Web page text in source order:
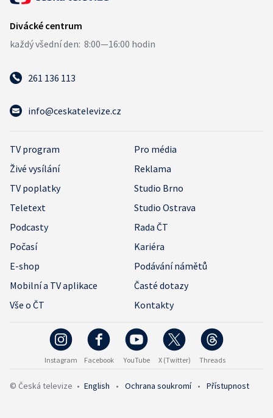
261 136 113
info@ceskatelevize.cz
TV program
Pro média
Živé vysílání
Reklama
TV poplatky
Studio Brno
Teletext
Studio Ostrava
Podcasty
Rada ČT
Počasí
Kariéra
E-shop
Podávání námětů
Mobilní a TV aplikace
Časté dotazy
Vše o ČT
Kontakty
Instagram Facebook YouTube X (Twitter) Threads
© Česká televize • English • Ochrana soukromí • Přístupnost